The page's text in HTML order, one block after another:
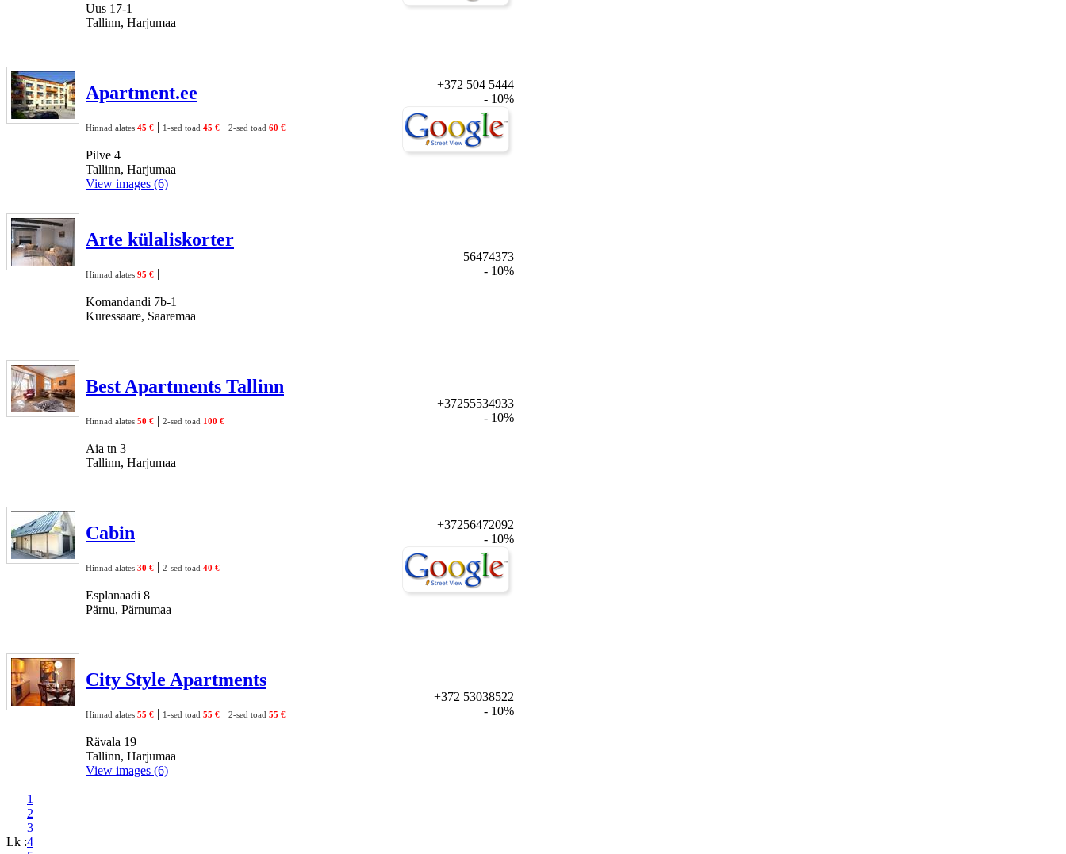
Uus 17-1
Tallinn, Harjumaa
Apartment.ee
Hinnad alates 45 € | 1-sed toad 45 € | 2-sed toad 60 €
Pilve 4
Tallinn, Harjumaa
+372 504 5444
- 10%
View images (6)
Arte külaliskorter
Hinnad alates 95 € |
Komandandi 7b-1
Kuressaare, Saaremaa
56474373
- 10%
Best Apartments Tallinn
Hinnad alates 50 € | 2-sed toad 100 €
Aia tn 3
Tallinn, Harjumaa
+37255534933
- 10%
Cabin
Hinnad alates 30 € | 2-sed toad 40 €
Esplanaadi 8
Pärnu, Pärnumaa
+37256472092
- 10%
City Style Apartments
Hinnad alates 55 € | 1-sed toad 55 € | 2-sed toad 55 €
Rävala 19
Tallinn, Harjumaa
+372 53038522
- 10%
View images (6)
Lk :
1
2
3
4